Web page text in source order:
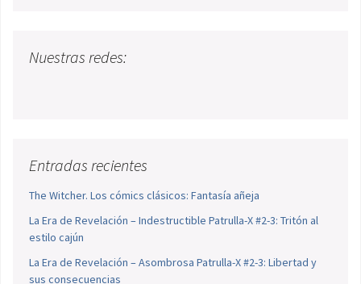
Nuestras redes:
Entradas recientes
The Witcher. Los cómics clásicos: Fantasía añeja
La Era de Revelación – Indestructible Patrulla-X #2-3: Tritón al
estilo cajún
La Era de Revelación – Asombrosa Patrulla-X #2-3: Libertad y
sus consecuencias